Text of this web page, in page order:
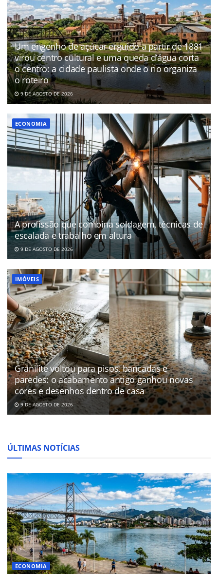
Um engenho de açúcar erguido a partir de 1881
virou centro cultural e uma queda d’água corta
o centro: a cidade paulista onde o rio organiza
o roteiro
9 DE AGOSTO DE 2026
ECONOMIA
A profissão que combina soldagem, técnicas de
escalada e trabalho em altura
9 DE AGOSTO DE 2026
IMÓVEIS
Granilite voltou para pisos, bancadas e
paredes: o acabamento antigo ganhou novas
cores e desenhos dentro de casa
9 DE AGOSTO DE 2026
ÚLTIMAS NOTÍCIAS
ECONOMIA